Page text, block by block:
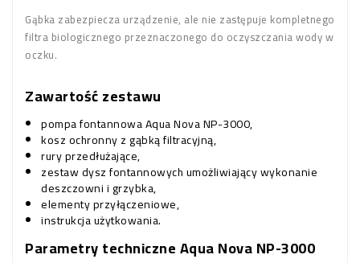
Gąbka zabezpiecza urządzenie, ale nie zastępuje kompletnego
filtra biologicznego przeznaczonego do oczyszczania wody w
oczku.
Zawartość zestawu
pompa fontannowa Aqua Nova NP-3000,
kosz ochronny z gąbką filtracyjną,
rury przedłużające,
zestaw dysz fontannowych umożliwiający wykonanie
deszczowni i grzybka,
elementy przyłączeniowe,
instrukcja użytkowania.
Parametry techniczne Aqua Nova NP-3000